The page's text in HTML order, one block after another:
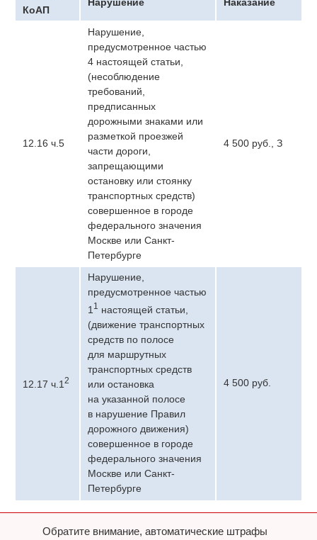
КоАП
12.16 ч.5
Нарушение,
предусмотренное частью
4 настоящей статьи,
(несоблюдение
требований,
предписанных
дорожными знаками или
разметкой проезжей
части дороги,
запрещающими
остановку или стоянку
транспортных средств)
совершенное в городе
федерального значения
Москве или Санкт-
Петербурге
4 500 руб., З
12.17 ч.1 2
Нарушение,
предусмотренное частью
1 1
настоящей статьи,
(движение транспортных
средств по полосе
для маршрутных
транспортных средств
или остановка
на указанной полосе
в нарушение Правил
дорожного движения)
совершенное в городе
федерального значения
Москве или Санкт-
Петербурге
4 500 руб.
Обратите внимание, автоматические штрафы